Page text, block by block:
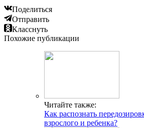
Поделиться
Отправить
Класснуть
Похожие публикации
Читайте также:
Как распознать
взрослого и ребенка?